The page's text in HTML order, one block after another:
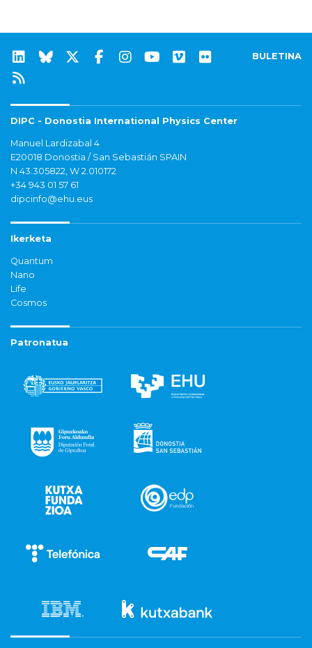
BULETINA
DIPC - Donostia International Physics Center
Manuel Lardizabal 4
E20018 Donostia / San Sebastián SPAIN
N 43.305822, W 2.010172
+34 943 01 57 61
dipcinfo@ehu.eus
Ikerketa
Quantum
Nano
Life
Cosmos
Patronatua